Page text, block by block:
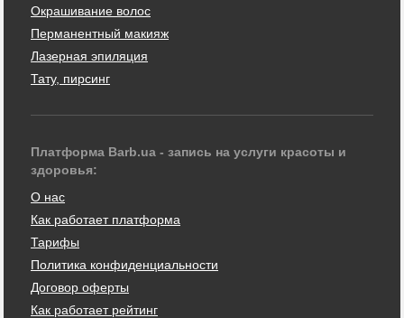
Окрашивание волос
Перманентный макияж
Лазерная эпиляция
Тату, пирсинг
Платформа Barb.ua - запись на услуги красоты и
здоровья:
О нас
Как работает платформа
Тарифы
Политика конфиденциальности
Договор оферты
Как работает рейтинг